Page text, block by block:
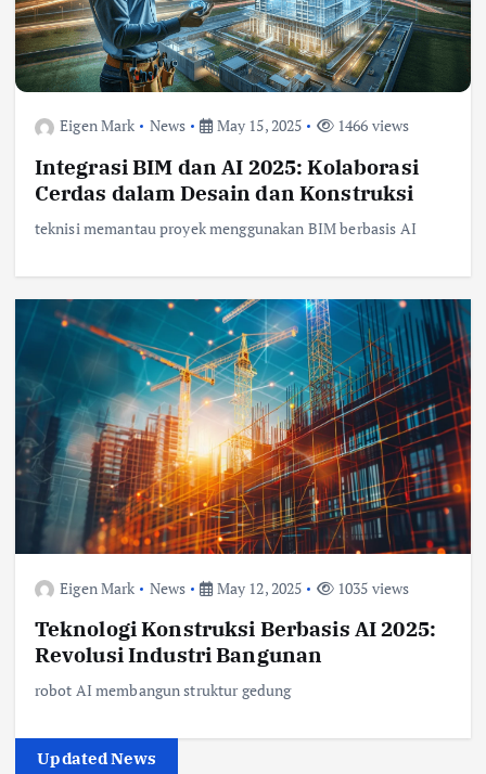
Eigen Mark News May 15, 2025 1466 views
Integrasi BIM dan AI 2025: Kolaborasi
Cerdas dalam Desain dan Konstruksi
teknisi memantau proyek menggunakan BIM berbasis AI
Eigen Mark News May 12, 2025 1035 views
Teknologi Konstruksi Berbasis AI 2025:
Revolusi Industri Bangunan
robot AI membangun struktur gedung
Updated News